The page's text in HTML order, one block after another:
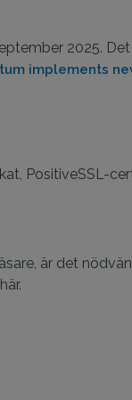
2025.
implements
PositiveSSL-
är det